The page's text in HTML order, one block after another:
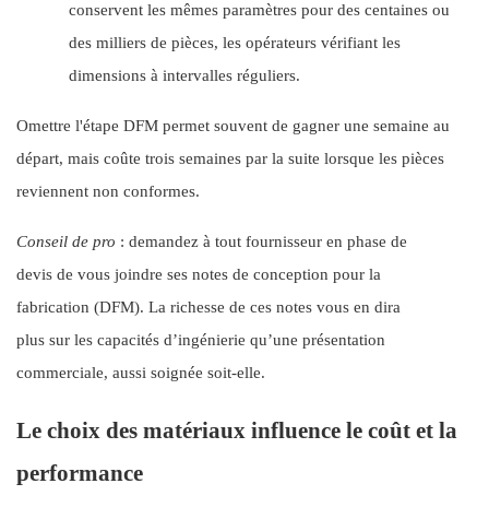
conservent les mêmes paramètres pour des centaines ou
des milliers de pièces, les opérateurs vérifiant les
dimensions à intervalles réguliers.
Omettre l'étape DFM permet souvent de gagner une semaine au
départ, mais coûte trois semaines par la suite lorsque les pièces
reviennent non conformes.
Conseil de pro : demandez à tout fournisseur en phase de
devis de vous joindre ses notes de conception pour la
fabrication (DFM). La richesse de ces notes vous en dira
plus sur les capacités d’ingénierie qu’une présentation
commerciale, aussi soignée soit-elle.
Le choix des matériaux influence le coût et la
performance